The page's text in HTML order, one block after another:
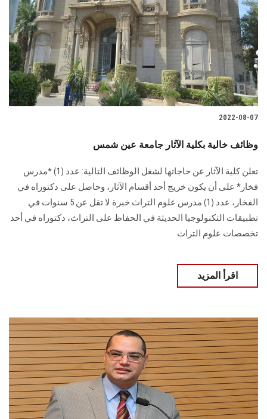
2022-08-07
وظائف خالية بكلية الآثار جامعة عين شمس
تعلن كلية الآثار عن حاجاتها لشغل الوظائف التالية: عدد (1) *مدرس
فخار* على أن يكون خريج أحد أقسام الآثار، وحاصل على دكتوراه في
الفخار، عدد (1) مدرس علوم التراث خبرة لا تقل عن 5 سنوات في
تطبيقات التكنولوجيا الحديثة في الحفاظ على التراث، دكتوراه في أحد
تخصصات علوم التراث.
اقرأ المزيد